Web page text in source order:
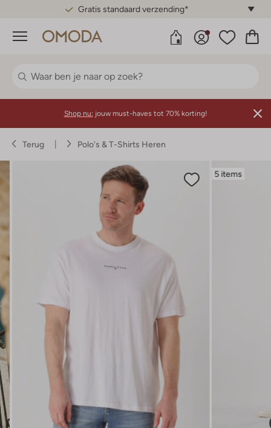
Gratis standaard verzending*
Menu
Shop nu: jouw must-haves tot 70% korting!
Terug Polo's & T-Shirts Heren
5 items